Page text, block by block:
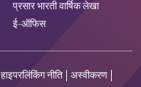
प्रसार भारती वार्षिक लेखा
ई-ऑफिस
हाइपरलिंकिंग नीति अस्वीकरण